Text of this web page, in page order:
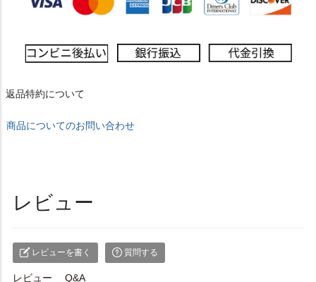
返品特約について
商品についてのお問い合わせ
レビュー
レビューを書く 質問する
レビュー Q&A